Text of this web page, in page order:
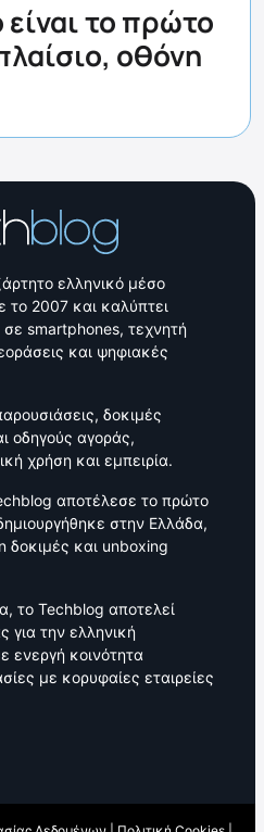
είναι το πρώτο
οθόνη
ελληνικό μέσο
το 2007 και καλύπτει
σε smartphones, τεχνητή
και ψηφιακές
δοκιμές
οδηγούς αγοράς,
χρήση και εμπειρία.
αποτέλεσε το πρώτο
στην Ελλάδα,
δοκιμές και unboxing
το Techblog αποτελεί
για την ελληνική
ενεργή κοινότητα
με κορυφαίες εταιρείες